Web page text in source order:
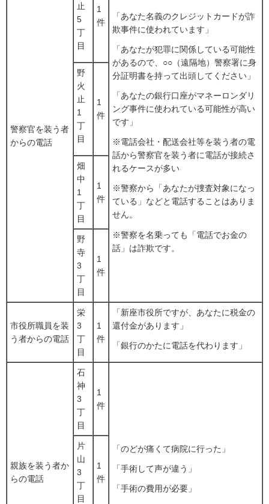
警察官を装う者
からの電話
止
5
丁
目
1
件
「あなた名義のクレジットカードが詐
欺事件に使われています」
「あなたが犯罪に関係している可能性
があるので、○○（遠隔地）警察署に身
分証明書を持って出頭してください」
「あなたの銀行口座がマネーロンダリ
ング事件に使われている可能性が高い
です」
※電話会社・配送会社等を装う者の電
話から警察官を装う者に電話が接続さ
れるケースが多い
※警察から「あなたが捜査対象になっ
ている」などと電話することはありま
せん。
※警察を名乗っても「電話でお金の
話」は詐欺です。
野
火
止
1
丁
目
1
件
畑
中
1
丁
目
1
件
野
寺
3
丁
目
1
件
市役所職員を装
う者からの電話
栄
3
丁
目
1
件
「新座市役所ですが、あなたに税金の
還付金があります」
「銀行のかたに電話を代わります」
親族を装う者か
らの電話
石
神
3
丁
目
1
件
「のどが痛くて病院に行った」
「手術して声が違う」
「手術の費用が必要」
片
山
3
丁
目
1
件